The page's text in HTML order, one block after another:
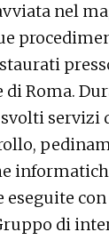
nel
Roma.
servizi
eseguite
di